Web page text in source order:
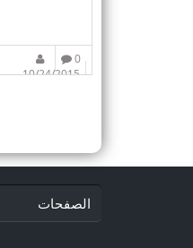
0
10/24/2015
الصفحات